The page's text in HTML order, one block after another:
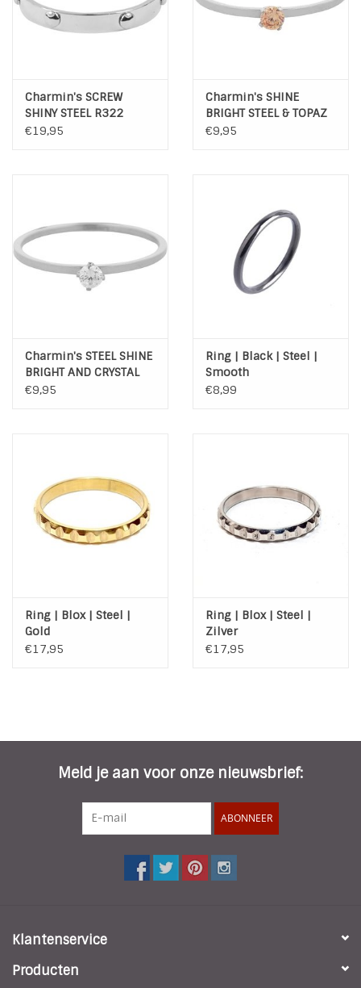
Charmin's SCREW
SHINY STEEL R322
€19,95
Charmin's SHINE
BRIGHT STEEL & TOPAZ
CRYSTAL R347
€9,95
Charmin's STEEL SHINE
BRIGHT AND CRYSTAL
R346
€9,95
Ring | Black | Steel |
Smooth
€8,99
Ring | Blox | Steel |
Gold
€17,95
Ring | Blox | Steel |
Zilver
€17,95
Meld je aan voor onze nieuwsbrief:
ABONNEER
Klantenservice
Producten